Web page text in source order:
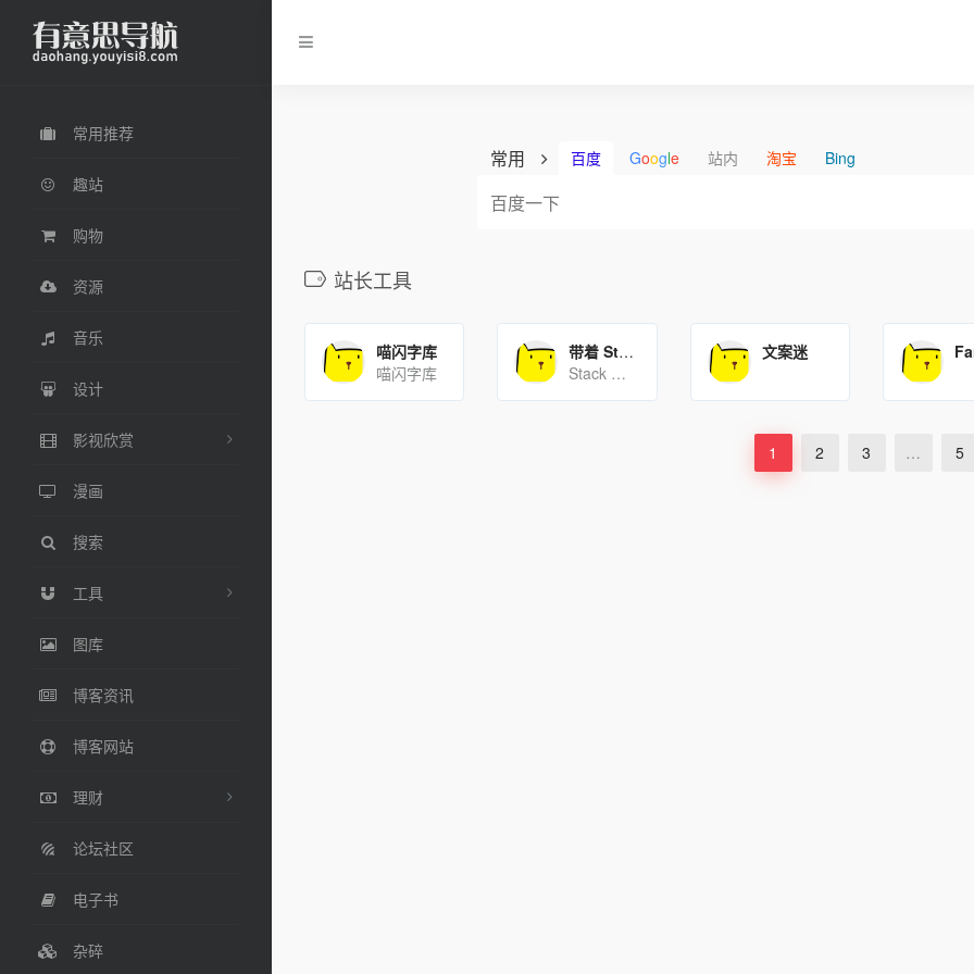
常用推荐
趣站
购物
资源
音乐
设计
影视欣赏
漫画
搜索
工具
图库
博客资讯
博客网站
理财
论坛社区
电子书
杂碎
常用 百度 Google 站内 淘宝 Bing
站长工具
喵闪字库
喵闪字库
带着 Stack 主题入坑 Hugo
Stack 主题
文案迷
1 2 3 … 5